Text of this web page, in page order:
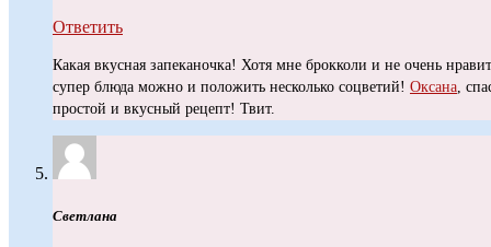
Ответить
Какая вкусная запеканочка! Хотя мне брокколи и не очень
супер блюда можно и положить несколько соцветий! Оксана ,
простой и вкусный рецепт! Твит.
Светлана